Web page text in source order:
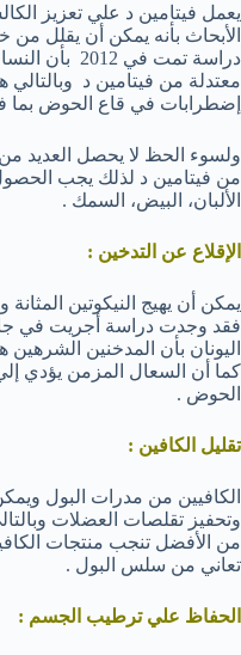
يعمل فيتامين د علي تعزيز
الأبحاث بأنه يمكن أن يقلل
معتدلة من فيتامين د
إضطرابات في قاع الحوض بما
ولسوء الحظ لا يحصل العديد
من فيتامين د لذلك يجب
الألبان، البيض، السمك .
الإقلاع عن التدخين :
يمكن أن يهيج النيكوتين
فقد وجدت دراسة أجريت في
اليونان بأن المدخنين
كما أن السعال المزمن يؤدي
الحوض .
تقليل الكافين :
الكافيين من مدرات البول
وتحفيز تقلصات العضلات
من الأفضل تنجب منتجات
تعاني من سلس البول .
الحفاظ علي ترطيب الجسم :